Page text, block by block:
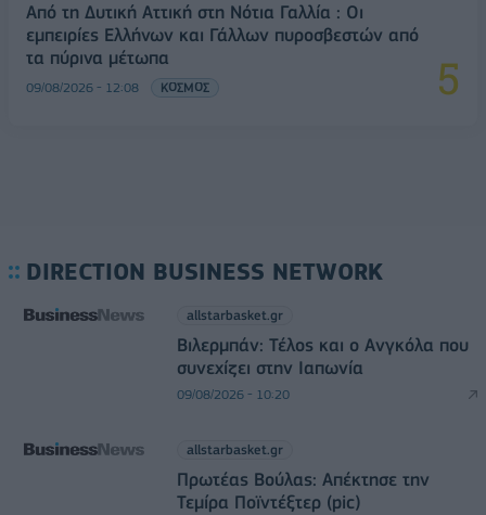
Από τη Δυτική Αττική στη Νότια Γαλλία : Οι
εμπειρίες Ελλήνων και Γάλλων πυροσβεστών από
τα πύρινα μέτωπα
09/08/2026 - 12:08 ΚΟΣΜΟΣ
DIRECTION BUSINESS NETWORK
allstarbasket.gr
Βιλερμπάν: Τέλος και ο Ανγκόλα που
συνεχίζει στην Ιαπωνία
09/08/2026 - 10:20
allstarbasket.gr
Πρωτέας Βούλας: Απέκτησε την
Τεμίρα Ποϊντέξτερ (pic)